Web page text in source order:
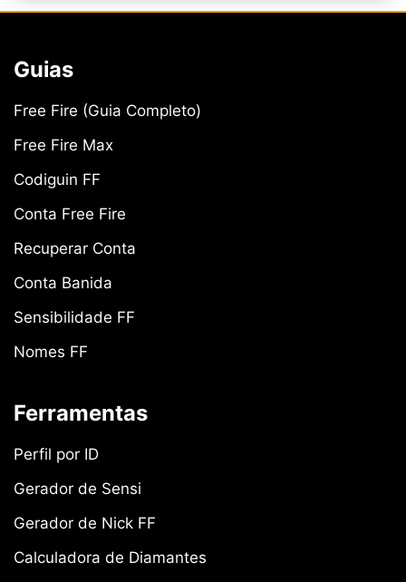
Guias
Free Fire (Guia Completo)
Free Fire Max
Codiguin FF
Conta Free Fire
Recuperar Conta
Conta Banida
Sensibilidade FF
Nomes FF
Ferramentas
Perfil por ID
Gerador de Sensi
Gerador de Nick FF
Calculadora de Diamantes